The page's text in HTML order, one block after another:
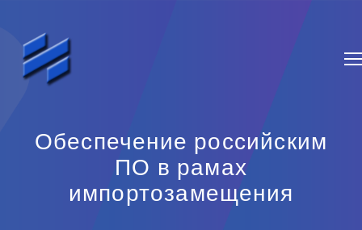
Обеспечение российским
ПО в рамах
импортозамещения